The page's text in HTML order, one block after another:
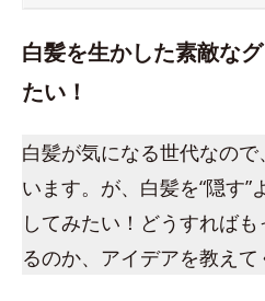
白髪を生かした素敵な
たい！
白髪が気になる世代なの
います。が、白髪を“隠す
してみたい！どうすれば
るのか、アイデアを教えて